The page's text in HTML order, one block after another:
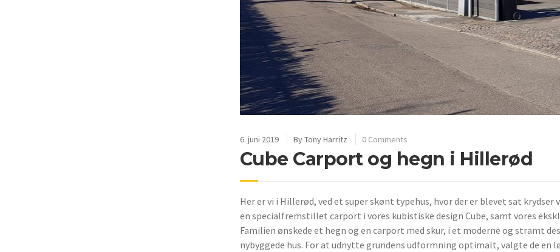
6. juni 2019 ByTony Harritz 0 Comments
Cube Carport og hegn i Hillerød
Her er vi i Hillerød, ved et super skønt typehus, hvor der er blevet sat
en specialfremstillet carport i vores kubistiske design Cube, samt vores
Familien ønskede et hegn og en carport med skur, i et moderne og stramt
nybyggede hus. For at udnytte grundens udformning optimalt, valgte de en